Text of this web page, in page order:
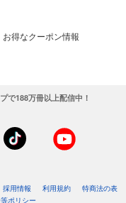
得なクーポン情報
で188万冊以上配信中！
採用情報 利用規約
特商法の表
ポリシー